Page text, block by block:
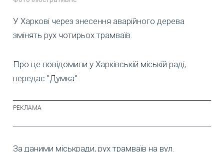
У Харкові через знесення аварійного дерева
змінять рух чотирьох трамваїв.
Про це повідомили у Харківській міській раді,
передає "Думка".
За даними міськради, рух трамваїв на вул.